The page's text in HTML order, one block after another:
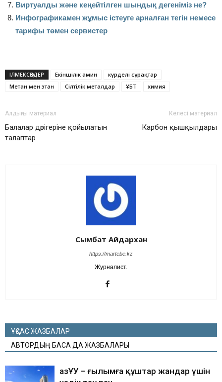
Вир­туал­ды жә­не ке­ңей­тіл­ген шын­дық де­ге­ні­міз не?
Инфографикамен жұмыс істеуге арналған тегін немесе
тарифы төмен сервистер
ІЛМЕКСӨЗДЕР Екіншілік амин
күрделі сұрақтар
Метан мен этан
Сілтілік металдар ҰБТ химия
Алдыңғы материал
Балалар дәрігеріне қойылатын
талаптар
Келесі материал
Карбон қышқылдары
Сымбат Айдархан
https://martebe.kz
Журналист.
ҰҚСАС ЖАЗБАЛАР
АВТОРДЫҢ БАСҚА ДА ЖАЗБАЛАРЫ
ҚазҰУ – ғылымға құштар жандар үшін